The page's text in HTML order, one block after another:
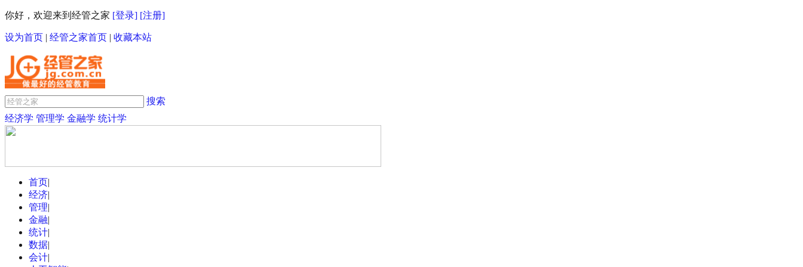
你好，欢迎来到经管之家 [登录] [注册]
设为首页 | 经管之家首页 | 收藏本站
搜索
经济学 管理学 金融学 统计学
首页|
经济|
管理|
金融|
统计|
数据|
会计|